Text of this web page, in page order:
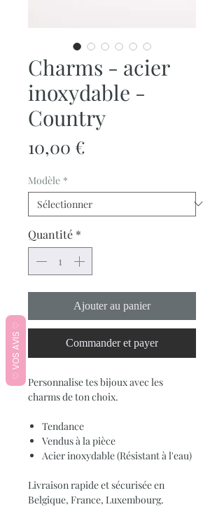
Charms - acier
inoxydable -
Country
10,00 €
Modèle *
Quantité *
Ajouter au panier
Commander et payer
Personnalise tes bijoux avec les
charms de ton choix.
Tendance
Vendus à la pièce
Acier inoxydable (Résistant à l'eau)
Livraison rapide et sécurisée en
Belgique, France, Luxembourg.
♡ VOS AVIS ♡